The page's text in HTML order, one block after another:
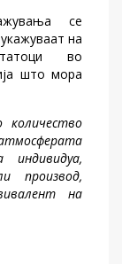
се
на
во
што мора
количество
производ,
на